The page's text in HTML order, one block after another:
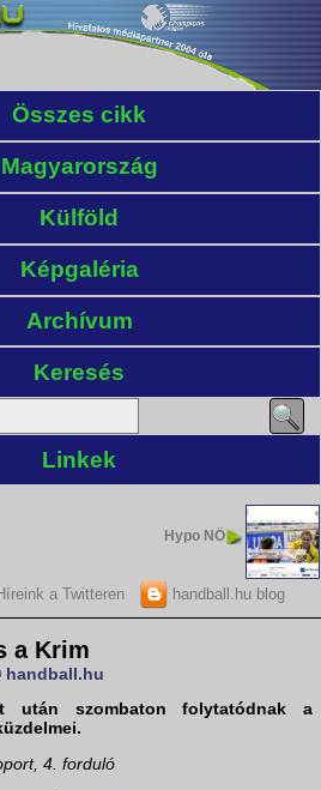
Összes cikk
Magyarország
Külföld
Képgaléria
Archívum
Keresés
Linkek
Hypo NÖ
a Twitteren handball.hu blog
a Krim
handball.hu
után szombaton folytatódnak a
4. forduló